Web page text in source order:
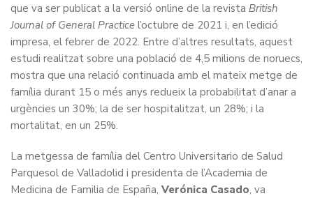
que va ser publicat a la versió online de la revista British
Journal of General Practice l’octubre de 2021 i, en l’edició
impresa, el febrer de 2022. Entre d’altres resultats, aquest
estudi realitzat sobre una població de 4,5 milions de noruecs,
mostra que una relació continuada amb el mateix metge de
família durant 15 o més anys redueix la probabilitat d’anar a
urgències un 30%; la de ser hospitalitzat, un 28%; i la
mortalitat, en un 25%.
La metgessa de família del Centro Universitario de Salud
Parquesol de Valladolid i presidenta de l’Academia de
Medicina de Familia de España, Verónica Casado, va